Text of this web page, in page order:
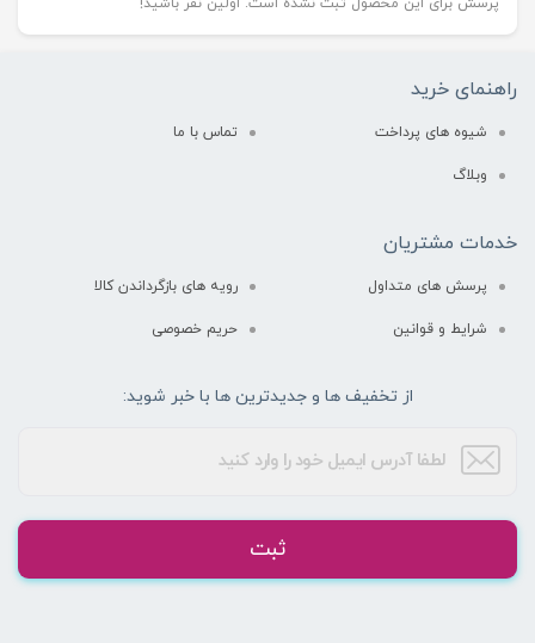
راهنمای خرید
شیوه های پرداخت تماس با ما
وبلاگ
خدمات مشتریان
پرسش های متداول رویه های بازگرداندن کالا
شرایط و قوانین حریم خصوصی
از تخفیف ها و جدیدترین ها با خبر شوید:
ثبت